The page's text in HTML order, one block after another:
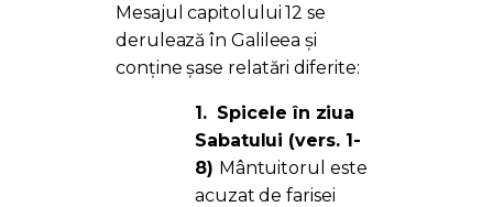
Mesajul capitolului 12 se
derulează în Galileea și
conține șase relatări diferite:
1. Spicele în ziua
Sabatului (vers. 1-
8) Mântuitorul este
acuzat de farisei